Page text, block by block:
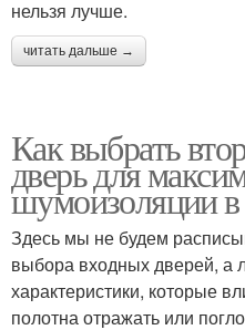
нельзя лучше.
читать дальше →
Как выбрать
дверь для
шумоизоляции в
Здесь мы не будем
выбора входных дверей, а
характеристики, которые
полотна отражать или